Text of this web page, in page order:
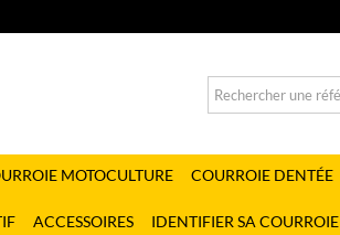
MOTOCULTURE COURROIE DENTÉE
ACCESSOIRES IDENTIFIER SA COURROIE